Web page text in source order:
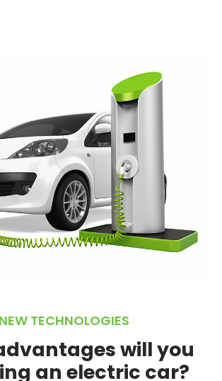
NEW TECHNOLOGIES
will you
an electric car?